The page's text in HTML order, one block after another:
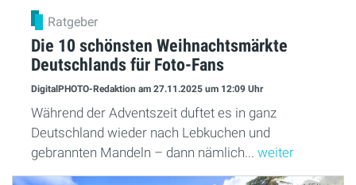
Ratgeber
Die 10 schönsten Weihnachtsmärkte
Deutschlands für Foto-Fans
DigitalPHOTO-Redaktion am 27.11.2025 um 12:09 Uhr
Während der Adventszeit duftet es in ganz
Deutschland wieder nach Lebkuchen und
gebrannten Mandeln – dann nämlich... weiter